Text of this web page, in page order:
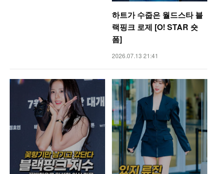
하트가 수줍은 월드스타 블
랙핑크 로제 [O! STAR 숏
폼]
2026.07.13 21:41